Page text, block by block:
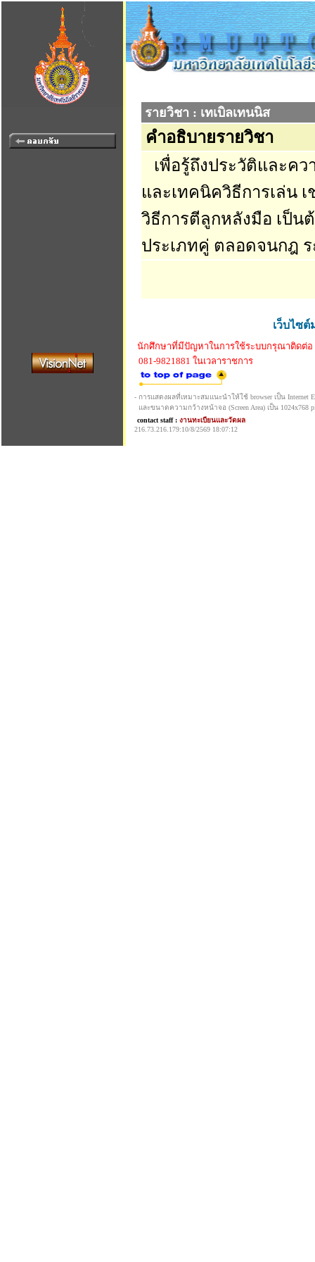
รายวิชา : เทเบิลเทนนิส
คำอธิบายรายวิชา
เพื่อรู้ถึงประวัติและคว
และเทคนิควิธีการเล่น
วิธีการตีลูกหลังมือ เป็น
ประเภทคู่ ตลอดจนกฎ
เว็บไซ
นักศึกษาที่มีปัญหาในการใช้ระบบกรุณาติดต่อ
081-9821881 ในเวลาราชการ
- การแสดงผลที่เหมาะสมแนะนำให้ใช้ browser เป็น Internet
และขนาดความกว้างหน้าจอ (Screen Area) เป็น 1024x768
contact staff : งานทะเบียนและวัดผล
216.73.216.179:10/8/2569 18:07:12